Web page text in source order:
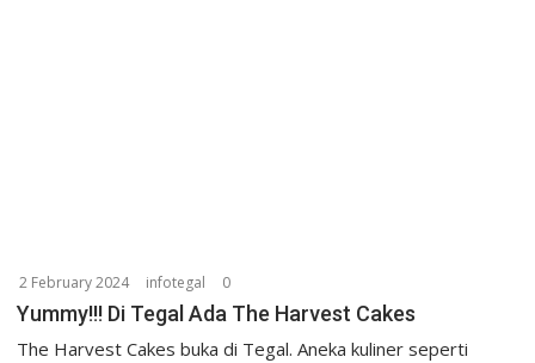
2 February 2024 infotegal 0
Yummy!!! Di Tegal Ada The Harvest Cakes
The Harvest Cakes buka di Tegal. Aneka kuliner seperti